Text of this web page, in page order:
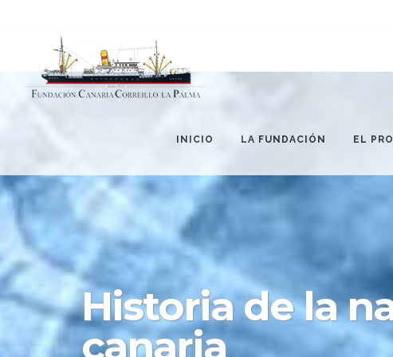
INICIO LA FUNDACIÓN EL
Historia de la
canaria